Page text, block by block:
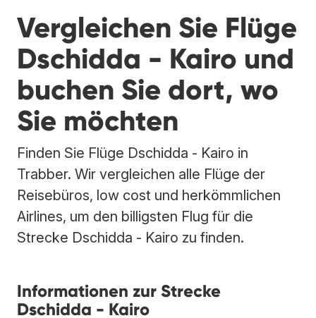
Vergleichen Sie Flüge
Dschidda - Kairo und
buchen Sie dort, wo
Sie möchten
Finden Sie Flüge Dschidda - Kairo in
Trabber. Wir vergleichen alle Flüge der
Reisebüros, low cost und herkömmlichen
Airlines, um den billigsten Flug für die
Strecke Dschidda - Kairo zu finden.
Informationen zur Strecke
Dschidda - Kairo